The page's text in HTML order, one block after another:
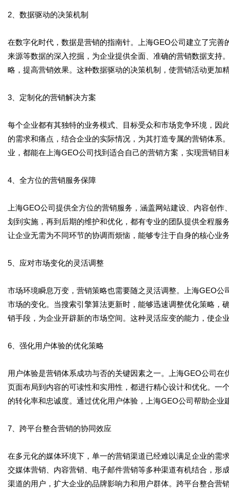
2、数据驱动的决策机制
在数字化时代，数据是营销的指南针。上海GEO公司建立了完
来源等数据的深入挖掘，为企业提供全面、准确的营销数据支持
略，提高营销效果。这种数据驱动的决策机制，使营销活动更加
3、定制化的营销解决方案
每个企业都有其独特的业务模式、目标受众和市场竞争环境，因
的需求和痛点，结合企业的实际情况，为其打造专属的营销体
业，都能在上海GEO公司找到适合自己的营销方案，实现营销目
4、全方位的营销服务保障
上海GEO公司提供全方位的营销服务，涵盖网站建设、内容创
划到实施，再到后期的维护和优化，都有专业的团队提供全程服
让企业无需为不同环节的协调而烦恼，能够专注于自身的核心业
5、应对市场变化的灵活调整
市场环境瞬息万变，营销策略也需要随之灵活调整。上海GEO
市场的变化。当搜索引擎算法更新时，能够迅速调整优化策略，
销手段，为企业开辟新的市场空间。这种灵活应变的能力，使企
6、强化用户体验的优化策略
用户体验是营销体系成功与否的关键因素之一。上海GEO公司
页面布局到内容的可读性和实用性，都进行精心设计和优化。一
的转化率和忠诚度。通过优化用户体验，上海GEO公司帮助企
7、跨平台整合营销的协同效应
在多元化的媒体环境下，单一的营销渠道已经难以满足企业的需
交媒体营销、内容营销、电子邮件营销等多种渠道有机结合，形
渠道的用户，扩大企业的品牌影响力和用户群体。跨平台整合营